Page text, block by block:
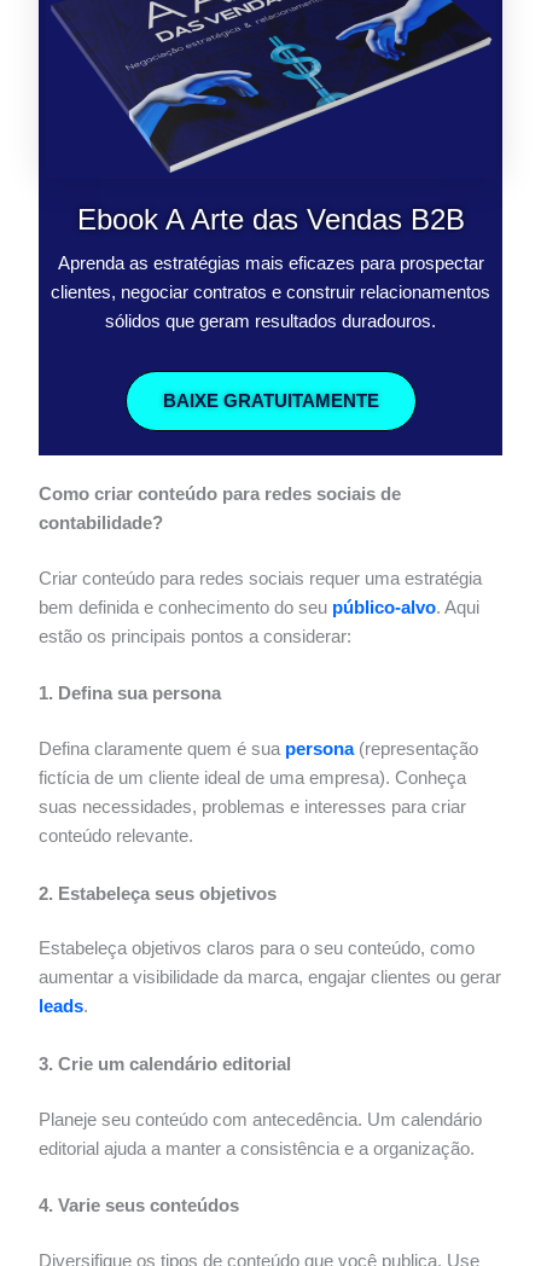
Ebook A Arte das Vendas B2B
Aprenda as estratégias mais eficazes para prospectar
clientes, negociar contratos e construir relacionamentos
sólidos que geram resultados duradouros.
BAIXE GRATUITAMENTE
Como criar conteúdo para redes sociais de
contabilidade?
Criar conteúdo para redes sociais requer uma estratégia
bem definida e conhecimento do seu público-alvo. Aqui
estão os principais pontos a considerar:
1. Defina sua persona
Defina claramente quem é sua persona(representação
fictícia de um cliente ideal de uma empresa). Conheça
suas necessidades, problemas e interesses para criar
conteúdo relevante.
2. Estabeleça seus objetivos
Estabeleça objetivos claros para o seu conteúdo, como
aumentar a visibilidade da marca, engajar clientes ou gerar
leads.
3. Crie um calendário editorial
Planeje seu conteúdo com antecedência. Um calendário
editorial ajuda a manter a consistência e a organização.
4. Varie seus conteúdos
Diversifique os tipos de conteúdo que você publica. Use